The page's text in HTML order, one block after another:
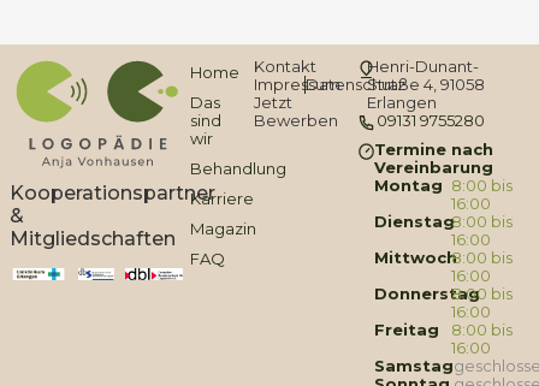
Kooperationspartner
&
Mitgliedschaften
Home
Das
sind
wir
Behandlung
Karriere
Magazin
FAQ
Kontakt
ImpressumDatenschutz
Jetzt
Bewerben
Henri-Dunant-
Straße 4, 91058
Erlangen
09131 9755280
Termine nach
Vereinbarung
Montag 8:00 bis
16:00
Dienstag8:00 bis
16:00
Mittwoch8:00 bis
16:00
Donnerstag8:00 bis
16:00
Freitag
8:00 bis
16:00
Samstag